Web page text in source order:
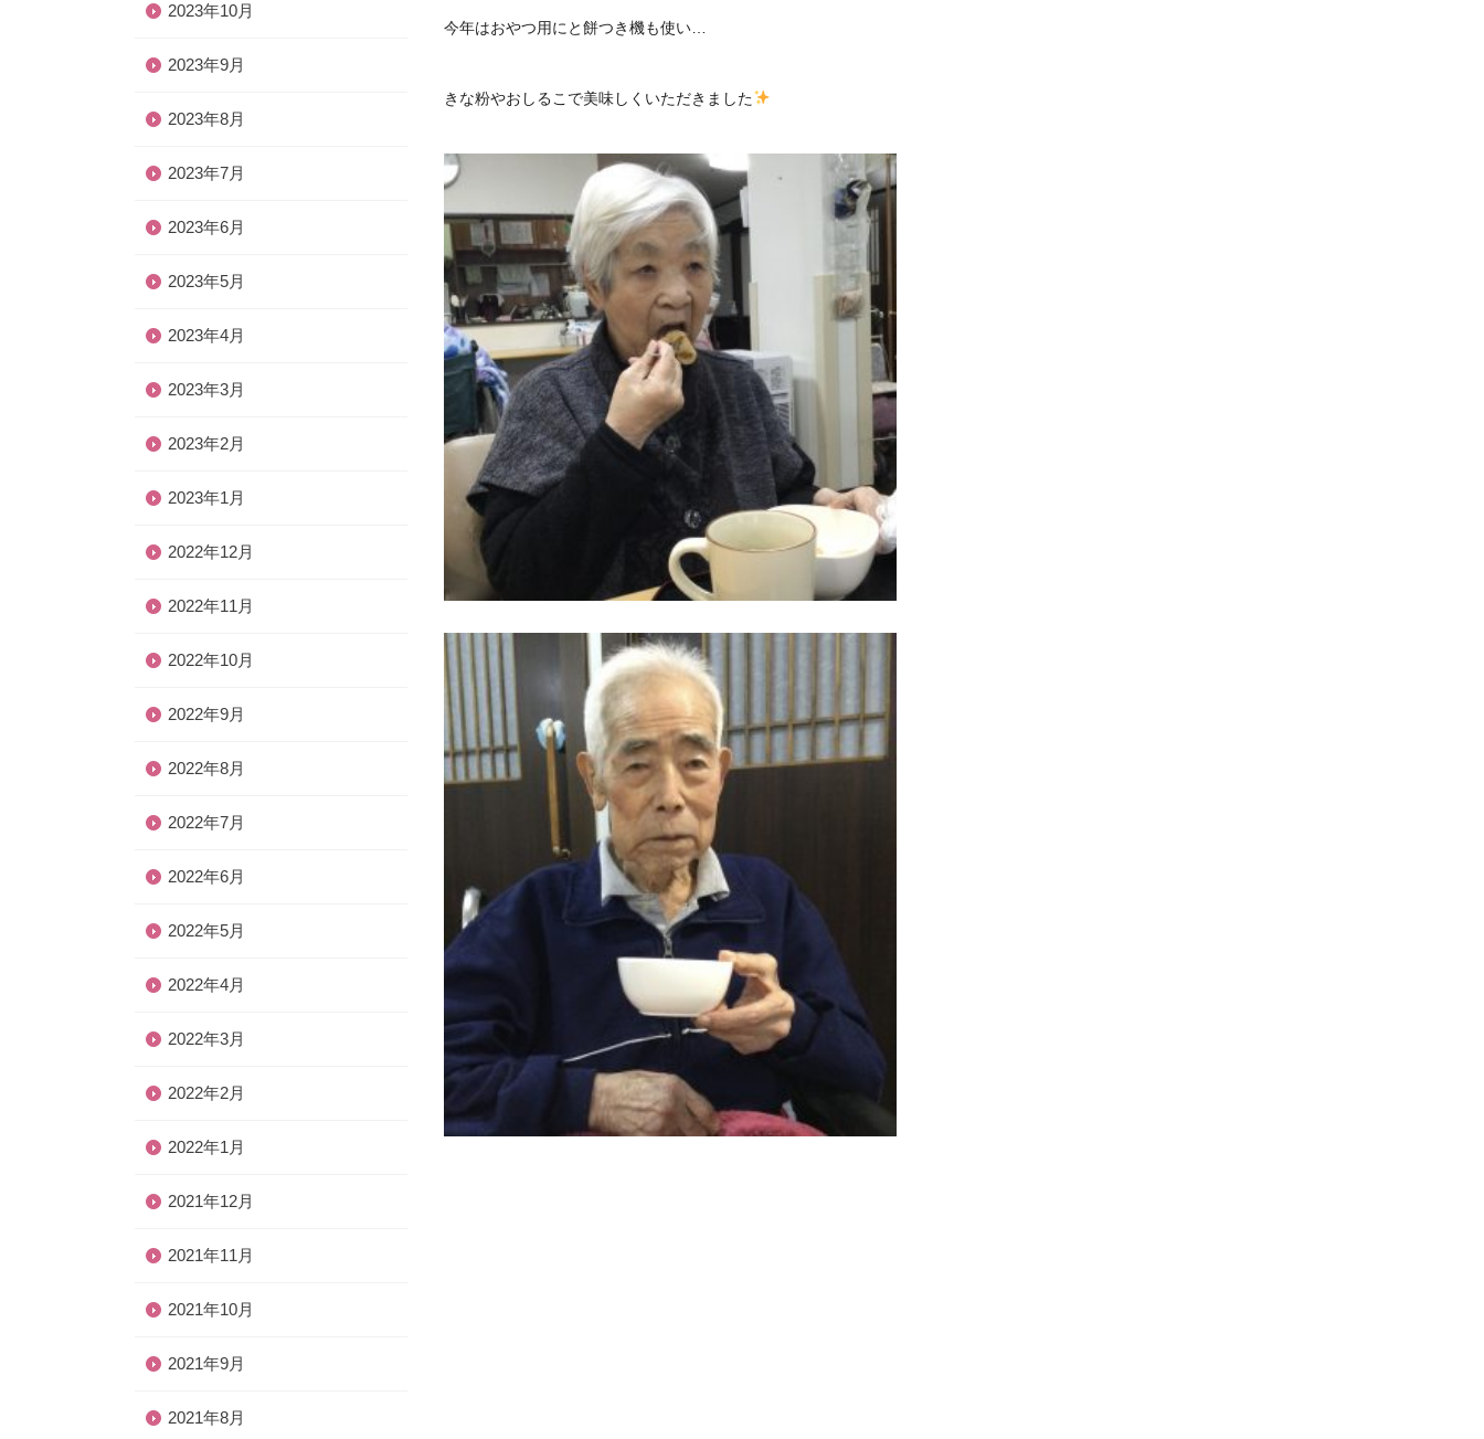
今年はおやつ用にと餅つき機も使い…
きな粉やおしるこで美味しくいただきました
2023年10月
2023年9月
2023年8月
2023年7月
2023年6月
2023年5月
2023年4月
2023年3月
2023年2月
2023年1月
2022年12月
2022年11月
2022年10月
2022年9月
2022年8月
2022年7月
2022年6月
2022年5月
2022年4月
2022年3月
2022年2月
2022年1月
2021年12月
2021年11月
2021年10月
2021年9月
2021年8月